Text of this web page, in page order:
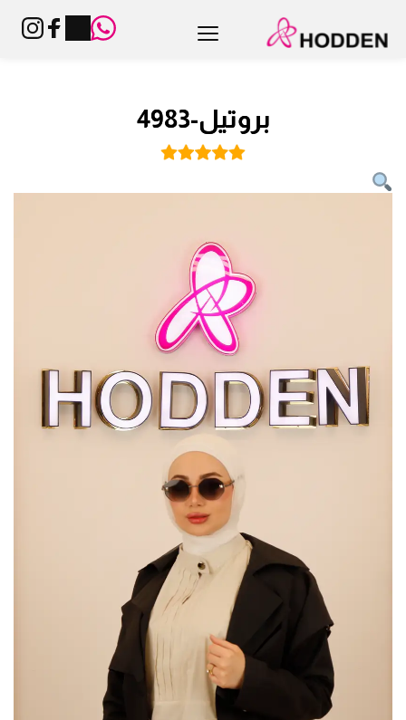
بروتيل-4983